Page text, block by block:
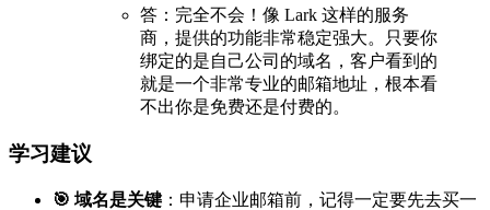
答：完全不会！像 Lark 这样的服务
商，提供的功能非常稳定强大。只要你
绑定的是自己公司的域名，客户看到的
就是一个非常专业的邮箱地址，根本看
不出你是免费还是付费的。
学习建议
🎯 域名是关键 ：申请企业邮箱前，记得一定要先去买一